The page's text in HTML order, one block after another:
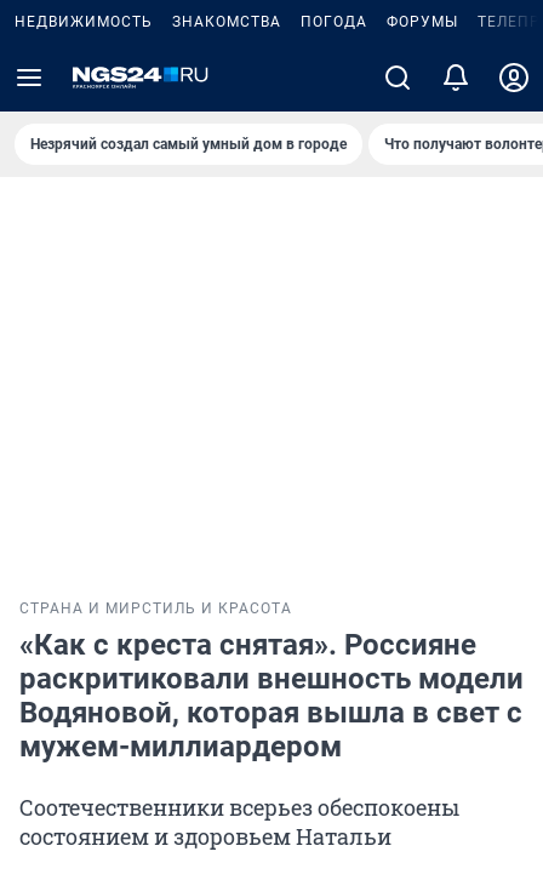
НЕДВИЖИМОСТЬ ЗНАКОМСТВА ПОГОДА ФОРУМЫ
Незрячий создал самый умный дом в городе Что получают
СТРАНА И МИРСТИЛЬ И КРАСОТА
«Как с креста снятая». Россияне
раскритиковали внешность модели
Водяновой, которая вышла в свет с
мужем-миллиардером
Соотечественники всерьез обеспокоены
состоянием и здоровьем Натальи